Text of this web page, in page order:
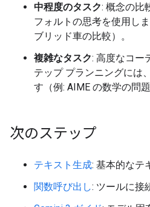
中程度のタスク: 概念の比
フォルトの思考を使用し
ブリッド車の比較）。
複雑なタスク: 高度なコー
テップ プランニングには
す（例: AIME の数学の問題
次のステップ
テキスト生成: 基本的なテ
関数呼び出し: ツールに接